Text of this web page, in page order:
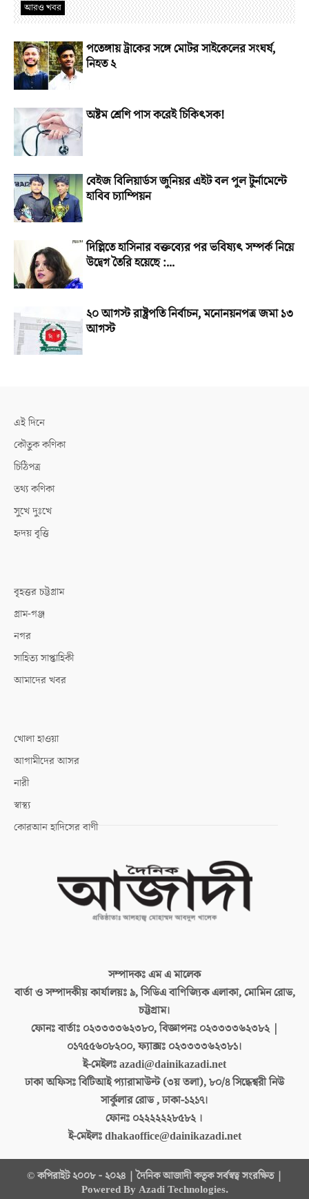
আরও খবর
পতেঙ্গায় ট্রাকের সঙ্গে মোটর সাইকেলের সংঘর্ষ,
নিহত ২
অষ্টম শ্রেণি পাস করেই চিকিৎসক!
বেইজ বিলিয়ার্ডস জুনিয়র এইট বল পুল টুর্নামেন্টে
হাবিব চ্যাম্পিয়ন
দিল্লিতে হাসিনার বক্তব্যের পর ভবিষ্যৎ সম্পর্ক নিয়ে
উদ্বেগ তৈরি হয়েছে :...
২০ আগস্ট রাষ্ট্রপতি নির্বাচন, মনোনয়নপত্র জমা ১৩
আগস্ট
এই দিনে
কৌতুক কণিকা
চিঠিপত্র
তথ্য কণিকা
সুখে দুঃখে
হৃদয় বৃত্তি
বৃহত্তর চট্টগ্রাম
গ্রাম-গঞ্জ
নগর
সাহিত্য সাপ্তাহিকী
আমাদের খবর
খোলা হাওয়া
আগামীদের আসর
নারী
স্বাস্থ্য
কোরআন হাদিসের বাণী
সম্পাদকঃএম এ মালেক
বার্তা ও সম্পাদকীয় কার্যালয়ঃ৯, সিডিএ বাণিজ্যিক এলাকা, মোমিন রোড,
চট্টগ্রাম।
ফোনঃ বার্তাঃ ০২৩৩৩৩৬২৩৮০, বিজ্ঞাপনঃ ০২৩৩৩৩৬২৩৮২ |
০১৭৫৫৬০৮২০০, ফ্যাক্সঃ ০২৩৩৩৩৬২৩৮১।
ই-মেইলঃazadi@dainikazadi.net
ঢাকা অফিসঃবিটিআই প্যারামাউন্ট (৩য় তলা), ৮০/৪ সিদ্ধেশ্বরী নিউ
সার্কুলার রোড , ঢাকা-১২১৭।
ফোনঃ ০২২২২২২৮৫৮২ ।
ই-মেইলঃdhakaoffice@dainikazadi.net
© কপিরাইট ২০০৮ - ২০২৪ | দৈনিক আজাদী কতৃক সর্বস্বত্ব সংরক্ষিত |
Powered By Azadi Technologies.